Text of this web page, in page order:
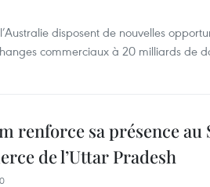
disposent de nouvelles
commerciaux à 20 milliards de
renforce sa présence
de l’Uttar Pradesh